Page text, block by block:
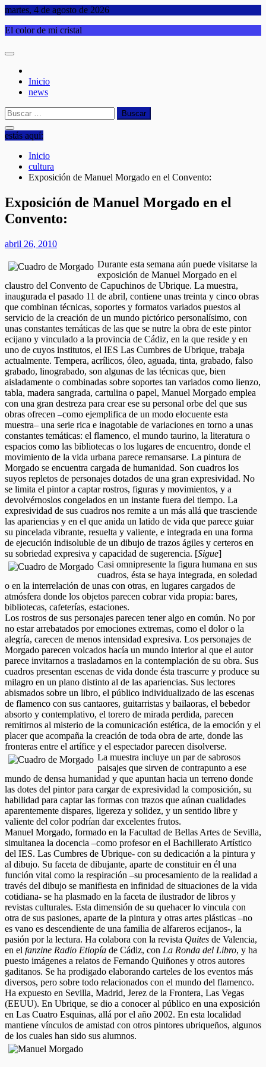
Saltar
contenido
martes, 4 de agosto de 2026
El color de mi cristal
Inicio
news
Buscar:
estás aquí:
Inicio
cultura
Exposición de Manuel Morgado en el Convento:
Exposición de Manuel Morgado en el
Convento:
abril 26, 2010
Durante esta semana aún puede visitarse la
exposición de Manuel Morgado en el
claustro del Convento de Capuchinos de Ubrique. La muestra,
inaugurada el pasado 11 de abril, contiene unas treinta y cinco obras
que combinan técnicas, soportes y formatos variados puestos al
servicio de la creación de un mundo pictórico personalísimo, con
unas constantes temáticas de las que se nutre la obra de este pintor
ecijano y vinculado a la provincia de Cádiz, en la que reside y en
uno de cuyos institutos, el IES Las Cumbres de Ubrique, trabaja
actualmente. Tempera, acrílicos, óleo, aguada, tinta, grabado, falso
grabado, linograbado, son algunas de las técnicas que, bien
aisladamente o combinadas sobre soportes tan variados como lienzo,
tabla, madera sangrada, cartulina o papel, Manuel Morgado emplea
con una gran destreza para crear ese su personal orbe del que sus
obras ofrecen –como ejemplifica de un modo elocuente esta
muestra– una serie rica e inagotable de variaciones en torno a unas
constantes temáticas: el flamenco, el mundo taurino, la literatura o
espacios como las bibliotecas o los lugares de encuentro, donde el
movimiento de la vida urbana parece remansarse. La pintura de
Morgado se encuentra cargada de humanidad. Son cuadros los
suyos repletos de personajes dotados de una gran expresividad. No
se limita el pintor a captar rostros, figuras y movimientos, y a
devolvérnoslos congelados en un instante fuera del tiempo. La
expresividad de sus cuadros nos remite a un más allá que trasciende
las apariencias y en el que anida un latido de vida que parece guiar
su pincelada vibrante, resuelta y valiente, e integrada en una forma
de ejecución indisoluble de un dibujo de trazos ágiles y certeros en
su sobriedad expresiva y capacidad de sugerencia. [Sigue]
Casi omnipresente la figura humana en sus
cuadros, ésta se haya integrada, en soledad
o en la interrelación de unas con otras, en lugares cargados de
atmósfera donde los objetos parecen cobrar vida propia: bares,
bibliotecas, cafeterías, estaciones.
Los rostros de sus personajes parecen tener algo en común. No por
no estar arrebatados por emociones extremas, como el dolor o la
alegría, carecen de menos intensidad expresiva. Los personajes de
Morgado parecen volcados hacía un mundo interior al que el autor
parece invitarnos a trasladarnos en la contemplación de su obra. Sus
cuadros presentan escenas de vida donde ésta trascurre y produce su
milagro en un plano distinto al de las apariencias. Sus lectores
abismados sobre un libro, el público individualizado de las escenas
de flamenco con sus cantaores, guitarristas y bailaoras, el bebedor
absorto y contemplativo, el torero de mirada perdida, parecen
remitirnos al misterio de la comunicación estética, de la emoción y el
placer que acompaña la creación de toda obra de arte, donde las
fronteras entre el artífice y el espectador parecen disolverse.
La muestra incluye un par de sabrosos
paisajes que sirven de contrapunto a ese
mundo de densa humanidad y que apuntan hacia un terreno donde
las dotes del pintor para cargar de expresividad la composición, su
habilidad para captar las formas con trazos que aúnan cualidades
aparentemente dispares, ligereza y solidez, y un sentido libre y
valiente del color podrían dar excelentes frutos.
Manuel Morgado, formado en la Facultad de Bellas Artes de Sevilla,
simultanea la docencia –como profesor en el Bachillerato Artístico
del IES. Las Cumbres de Ubrique- con su dedicación a la pintura y
al dibujo. Su faceta de dibujante, aparte de constituir en él una
función vital como la respiración –su procesamiento de la realidad a
través del dibujo se manifiesta en infinidad de situaciones de la vida
cotidiana- se ha plasmado en la faceta de ilustrador de libros y
revistas culturales. Esta dimensión de su quehacer lo vincula con
otra de sus pasiones, aparte de la pintura y otras artes plásticas –no
es vano es descendiente de una familia de alfareros ecijanos-, la
pasión por la lectura. Ha colabora con la revista Quites de Valencia,
en el fanzine Radio Etiopía de Cádiz, con La Ronda del Libro, y ha
puesto imágenes a relatos de Fernando Quiñones y otros autores
gaditanos. Se ha prodigado elaborando carteles de los eventos más
diversos, pero sobre todo relacionados con el mundo del flamenco.
Ha expuesto en Sevilla, Madrid, Jerez de la Frontera, Las Vegas
(EEUU). En Ubrique, se dio a conocer al público en una exposición
en Las Cuatro Esquinas, allá por el año 2002. En esta localidad
mantiene vínculos de amistad con otros pintores ubriqueños, algunos
de los cuales han sido sus alumnos.